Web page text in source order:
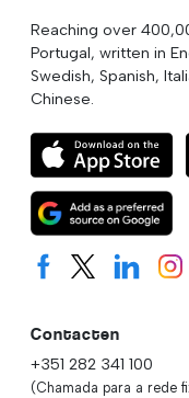
Reaching over
Portugal, written in
Swedish, Spanish,
Chinese.
Contacten
+351 282 341 100
(Chamada para a rede